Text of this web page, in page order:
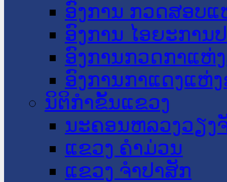
ອົງການ ກວດສອບແ
ອົງການ ໄອຍະການ
ອົງການກວດກາແຫ່
ອົງການກາແດງແຫ່
ນິຕິກໍາຂັ້ນແຂວງ
ນະ​ຄອນ​ຫລວງວຽງ
ແຂວງ ຄໍາມ່ວນ
ແຂວງ ຈໍາປາສັກ